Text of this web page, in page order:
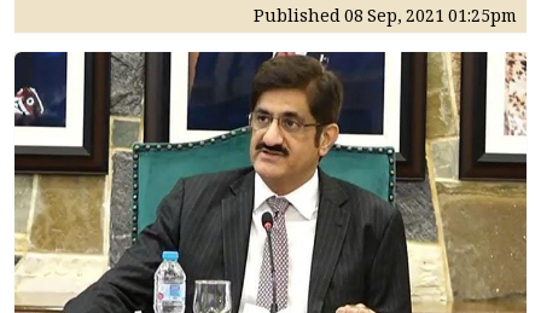
Published08 Sep, 202101:25pm